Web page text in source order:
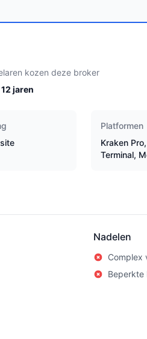
kozen deze broker
12 jaren
Platformen
Kraken
Terminal,
Nadelen
Complex
Beperkte